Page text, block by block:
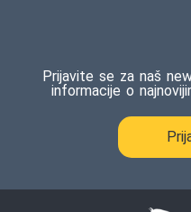
Prijavite se za naš
informacije o